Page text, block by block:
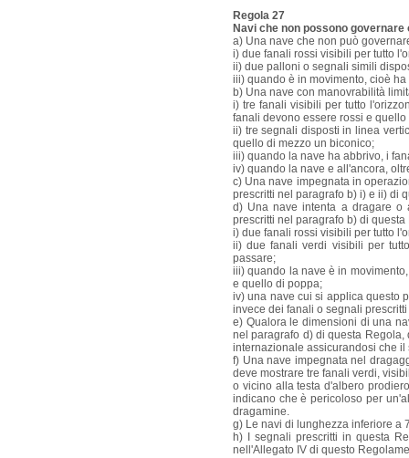
Regola 27
Navi che non possono
a) Una nave che non può
i) due fanali rossi visibili per tutto
ii) due palloni o segnali simili
iii) quando è in movimento, cioè
b) Una nave con manovrabilità
i) tre fanali visibili per tutto
fanali devono essere rossi e
ii) tre segnali disposti in linea
quello di mezzo un biconico;
iii) quando la nave ha abbrivo, i
iv) quando la nave e all'ancora,
c) Una nave impegnata in
prescritti nel paragrafo b) i) e ii) di
d) Una nave intenta a dragare o
prescritti nel paragrafo b) di
i) due fanali rossi visibili per tutto
ii) due fanali verdi visibili per
passare;
iii) quando la nave è in
e quello di poppa;
iv) una nave cui si applica questo
invece dei fanali o segnali
e) Qualora le dimensioni di una
nel paragrafo d) di questa
internazionale assicurandosi che
f) Una nave impegnata nel
deve mostrare tre fanali verdi,
o vicino alla testa d'albero
indicano che è pericoloso per
dragamine.
g) Le navi di lunghezza inferiore a
h) I segnali prescritti in questa
nell'Allegato IV di questo